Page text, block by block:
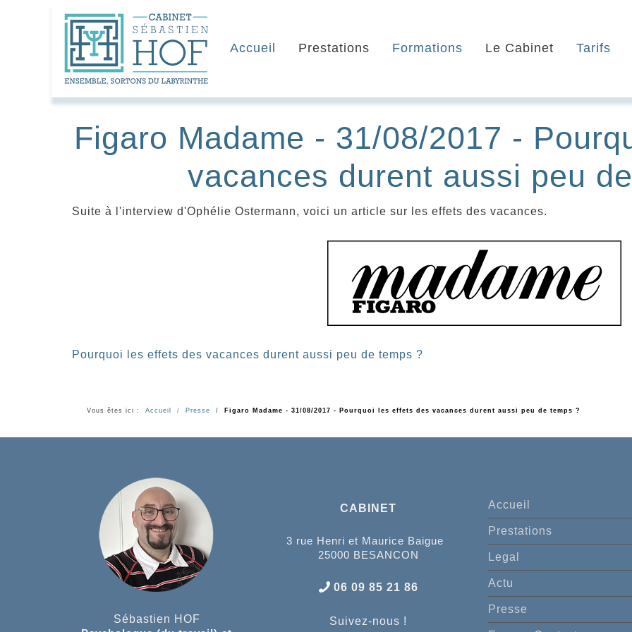
Accueil Prestations Formations Le Cabinet Tarifs
Figaro Madame - 31/08/2017 -
vacances durent aussi peu
Suite à l'interview d'Ophélie Ostermann, voici un article sur les effets des vacances.
Pourquoi les effets des vacances durent aussi peu de temps ?
Vous êtes ici : Accueil Presse Figaro Madame - 31/08/2017 - Pourquoi les effets des vacances durent aussi peu de temps ?
Sébastien HOF
CABINET
3 rue Henri et Maurice Baigue
25000 BESANCON
06 09 85 21 86
Suivez-nous !
Accueil
Prestations
Legal
Actu
Presse